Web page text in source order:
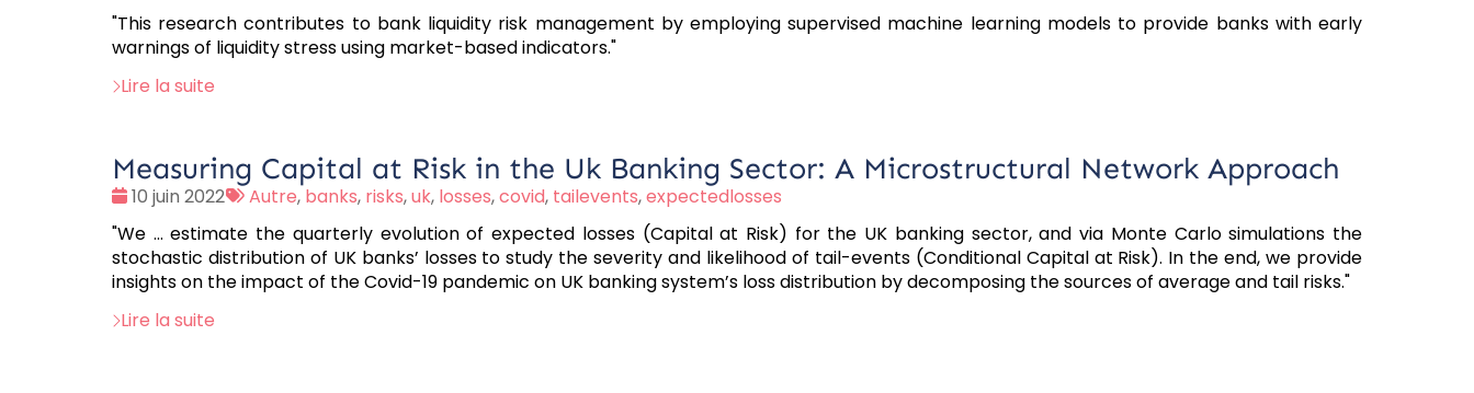
"This research contributes to bank liquidity risk management by employing supervised machine learning models to provide banks with early
warnings of liquidity stress using market-based indicators."
Lire la suite
Measuring Capital at Risk in the Uk Banking Sector: A Microstructural Network Approach
Date
10 juin 2022
Tags
Autre, banks, risks,uk, losses,covid, tailevents,expectedlosses
"We ... estimate the quarterly evolution of expected losses (Capital at Risk) for the UK banking sector, and via Monte Carlo simulations the
stochastic distribution of UK banks’ losses to study the severity and likelihood of tail-events (Conditional Capital at Risk). In the end, we provide
insights on the impact of the Covid-19 pandemic on UK banking system’s loss distribution by decomposing the sources of average and tail risks."
Lire la suite